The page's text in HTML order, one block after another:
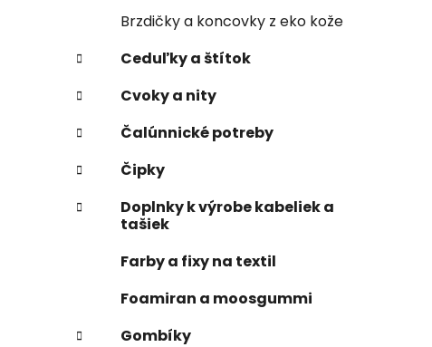
Brzdičky a koncovky z eko kože
Ceduľky a štítok
Cvoky a nity
Čalúnnické potreby
Čipky
Doplnky k výrobe kabeliek a
tašiek
Farby a fixy na textil
Foamiran a moosgummi
Gombíky